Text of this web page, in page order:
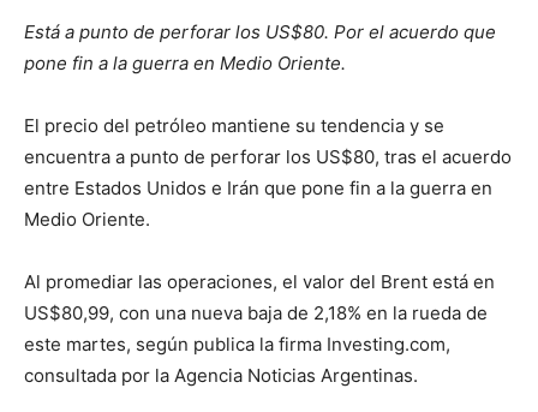
Está a punto de perforar los US$80. Por el acuerdo que
pone fin a la guerra en Medio Oriente.
El precio del petróleo mantiene su tendencia y se
encuentra a punto de perforar los US$80, tras el acuerdo
entre Estados Unidos e Irán que pone fin a la guerra en
Medio Oriente.
Al promediar las operaciones, el valor del Brent está en
US$80,99, con una nueva baja de 2,18% en la rueda de
este martes, según publica la firma Investing.com,
consultada por la Agencia Noticias Argentinas.